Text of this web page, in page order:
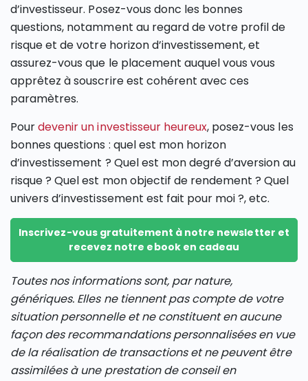
d’investisseur. Posez-vous donc les bonnes
questions, notamment au regard de votre profil de
risque et de votre horizon d’investissement, et
assurez-vous que le placement auquel vous vous
apprêtez à souscrire est cohérent avec ces
paramètres.
Pourdevenir un investisseur heureux, posez-vous les
bonnes questions : quel est mon horizon
d’investissement ? Quel est mon degré d’aversion au
risque ? Quel est mon objectif de rendement ? Quel
univers d’investissement est fait pour moi ?, etc.
Inscrivez-vous gratuitement à notre newsletter et
recevez notre ebook en cadeau
Toutes nos informations sont, par nature,
génériques. Elles ne tiennent pas compte de votre
situation personnelle et ne constituent en aucune
façon des recommandations personnalisées en vue
de la réalisation de transactions et ne peuvent être
assimilées à une prestation de conseil en